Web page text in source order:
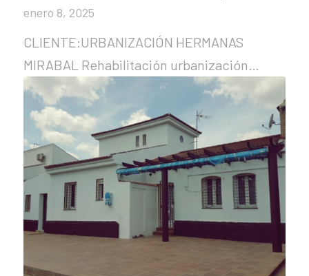
enero 8, 2025
CLIENTE:URBANIZACIÓN HERMANAS
MIRABAL Rehabilitación urbanización…